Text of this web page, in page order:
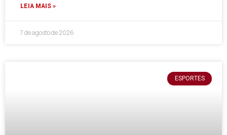
LEIA MAIS »
7 de agosto de 2026
ESPORTES